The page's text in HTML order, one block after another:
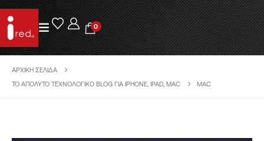
0
ΑΡΧΙΚΉ ΣΕΛΊΔΑ
ΤΟ ΑΠΌΛΥΤΟ ΤΕΧΝΟΛΟΓΙΚΌ BLOG ΓΙΑ IPHONE, IPAD, MAC
MAC